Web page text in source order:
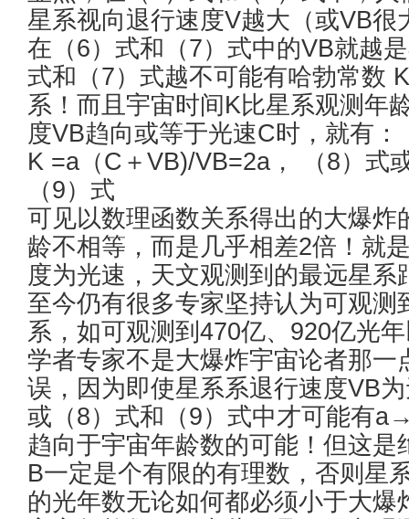
星系视向退行速度V越大（或VB
在（6）式和（7）式中的VB就越
式和（7）式越不可能有哈勃常数
系！而且宇宙时间K比星系观测年
度VB趋向或等于光速C时，就有：
K =a（C＋VB)/VB=2a， （8）式
（9）式
可见以数理函数关系得出的大爆
龄不相等，而是几乎相差2倍！就
度为光速，天文观测到的最远星
至今仍有很多专家坚持认为可观
系，如可观测到470亿、920亿光
学者专家不是大爆炸宇宙论者那
误，因为即使星系系退行速度VB
或（8）式和（9）式中才可能有
趋向于宇宙年龄数的可能！但这
B一定是个有限的有理数，否则星
的光年数无论如何都必须小于大